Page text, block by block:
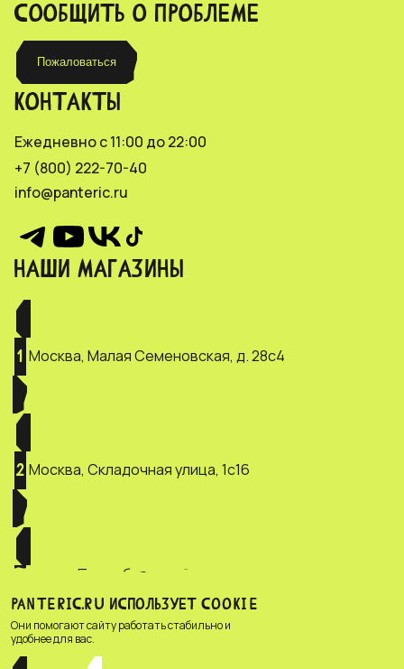
СООБЩИТЬ О ПРОБЛЕМЕ
Пожаловаться
НАШИ МАГАЗИНЫ
1 Москва, Малая Семеновская, д. 28с4
2 Москва, Складочная улица, 1с16
Санкт-Петербург, ул. Зверинская, д.
2/5
КОНТАКТЫ
Ежедневно с 11:00 до 22:00
+7 (800) 222-70-40
info@panteric.ru
PANTERIC.RU ИСПОЛЬЗУЕТ COOKIE
Они помогают сайту работать стабильно и
удобнее для вас.